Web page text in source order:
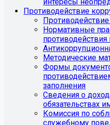
Противодействие
Нормативные
Методические
Формы
заполнения
Сведения о
обязательствах
Комиссия по
служебному